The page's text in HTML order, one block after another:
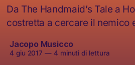
Da The Handmaid’s Tale a
costretta a cercare il nemico
Jacopo Musicco
4 giu 2017 — 4 minuti di lettura